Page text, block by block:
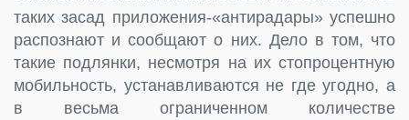
таких засад приложения-«антирадары» успешно
распознают и сообщают о них. Дело в том, что
такие подлянки, несмотря на их стопроцентную
мобильность, устанавливаются не где угодно, а
в весьма ограниченном количестве